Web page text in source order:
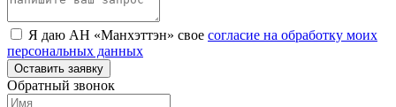
Я даю АН «Манхэттэн» свое согласие на обработку моих
персональных данных
Оставить заявку
Обратный звонок